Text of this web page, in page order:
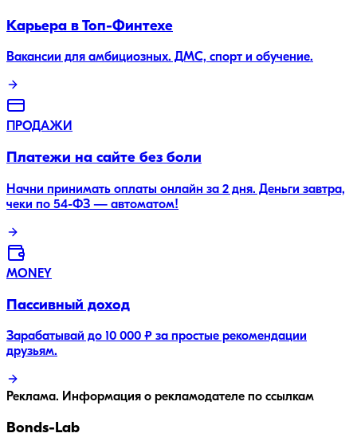
Карьера в Топ-Финтехе
Вакансии для амбициозных. ДМС, спорт и обучение.
ПРОДАЖИ
Платежи на сайте без боли
Начни принимать оплаты онлайн за 2 дня. Деньги завтра,
чеки по 54-ФЗ — автоматом!
MONEY
Пассивный доход
Зарабатывай до 10 000 ₽ за простые рекомендации
друзьям.
Реклама. Информация о рекламодателе по ссылкам
Bonds-Lab